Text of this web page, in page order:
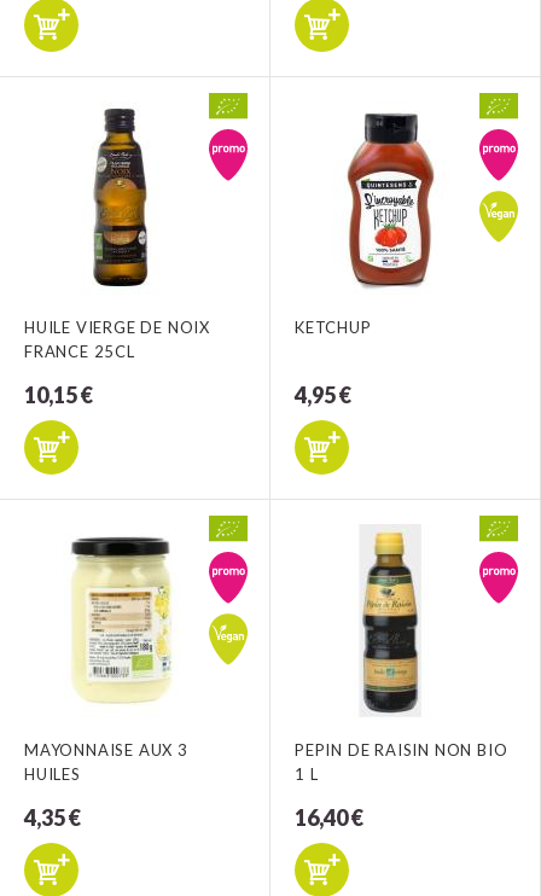
HUILE VIERGE DE NOIX
FRANCE 25CL
10,15 €
KETCHUP
4,95 €
MAYONNAISE AUX 3
HUILES
4,35 €
PEPIN DE RAISIN NON BIO
1 L
16,40 €